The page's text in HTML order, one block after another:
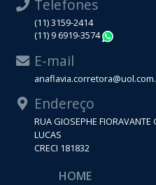
Telefones
(11) 3159-2414
(11) 9 6919-3574
E-mail
Endereço
RUA GIOSEPHE
LUCAS
CRECI 181832
HOME